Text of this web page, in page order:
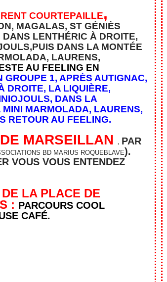
COURTEPAILLE,
MAGALAS, ST GÉNIÈS
LENTHÉRIC À DROITE,
DANS LA MONTÉE
LAURENS,
AU FEELING EN
GROUPE 1, APRÈS AUTIGNAC,
DROITE, LA LIQUIÈRE,
DANS LA
MARMOLADA, LAURENS,
RETOUR AU FEELING.
MARSEILLAN . PAR
BD MARIUS ROQUEBLAVE).
VOUS VOUS ENTENDEZ
LA PLACE DE
: PARCOURS COOL
CAFÉ.